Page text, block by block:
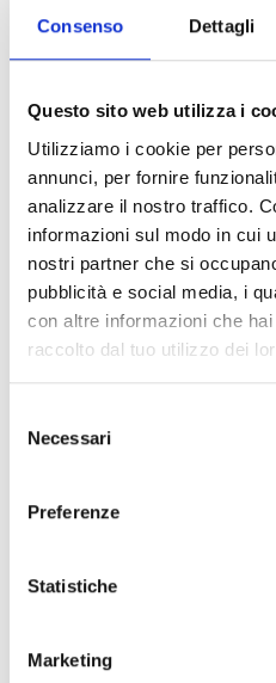
Consenso Dettagli
Questo sito web utilizza i
Utilizziamo i cookie per
annunci, per fornire
analizzare il nostro traffico.
informazioni sul modo in cui
nostri partner che si
pubblicità e social media, i
con altre informazioni che
raccolto dal tuo utilizzo dei
delNecessari
Preferenze
Statistiche
Marketing
Ingredienti:
• 150 g di mele tagliate a
• 50 g di mandorle tritate
• 50 g di pangrattato
• 1/2 bustina di zucchero
• 1/2 puntina di cannella
• 1 c di rum
• 1 puntina di scorza di
• 1/2 c di succo di limone
• 1 tuorlo d'uovo
• 1 albume
• 1 c di zucchero, a
mele
torna alle ricette